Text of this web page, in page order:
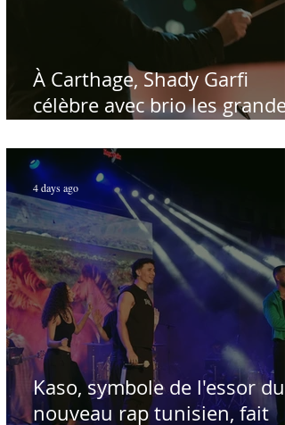
À Carthage, Shady Garfi
célèbre avec brio les grandes
Par Sofien Manaï
Kaso, symbole de l'essor du
nouveau rap tunisien, fait
4 days ago